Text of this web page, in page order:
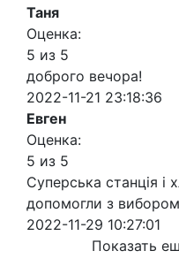
Таня
Оценка:
5 из 5
доброго вечора!
2022-11-21 23:18:36
Евген
Оценка:
5 из 5
Суперська станція і
допомогли з вибором
2022-11-29 10:27:01
Показать